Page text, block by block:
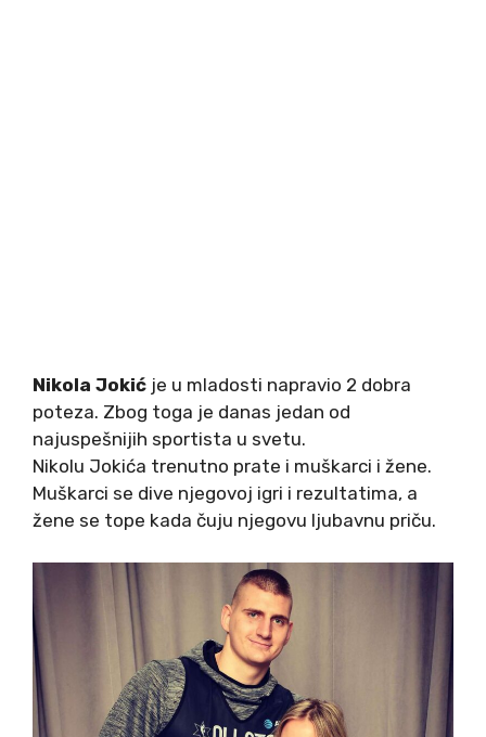
Nikola Jokić je u mladosti napravio 2 dobra
poteza. Zbog toga je danas jedan od
najuspešnijih sportista u svetu.
Nikolu Jokića trenutno prate i muškarci i žene.
Muškarci se dive njegovoj igri i rezultatima, a
žene se tope kada čuju njegovu ljubavnu priču.